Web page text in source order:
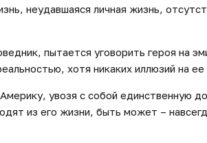
неудавшаяся личная жизнь,
пытается уговорить героя на
хотя никаких иллюзий на
увозя с собой единственную
из его жизни, быть может –